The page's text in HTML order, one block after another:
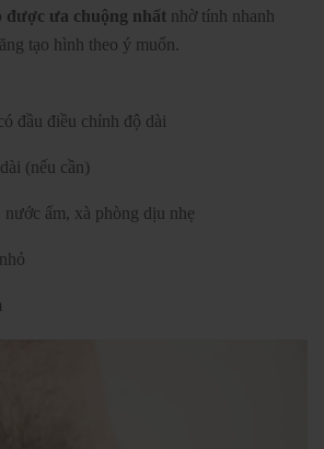
được ưa chuộng nhất nhờ tính nhanh
tạo hình theo ý muốn.
đầu điều chỉnh độ dài
(nếu cần)
nước ấm, xà phòng dịu nhẹ